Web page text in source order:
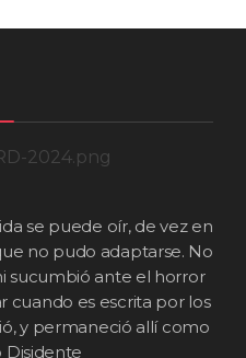
se puede oír, de vez en
no pudo adaptarse. No
sucumbió ante el horror
cuando es escrita por los
y permaneció allí como
Disidente